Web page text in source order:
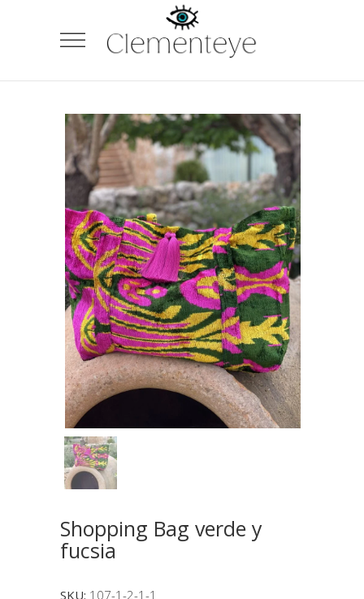
Shopping Bag verde y
fucsia
SKU: 107-1-2-1-1